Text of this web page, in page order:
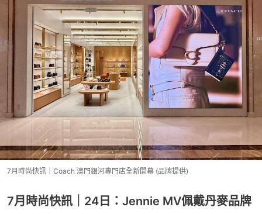
7月時尚快訊｜Coach 澳門銀河專門店全新開幕 (品牌提供)
7月時尚快訊｜24日：Jennie MV佩戴丹麥品牌